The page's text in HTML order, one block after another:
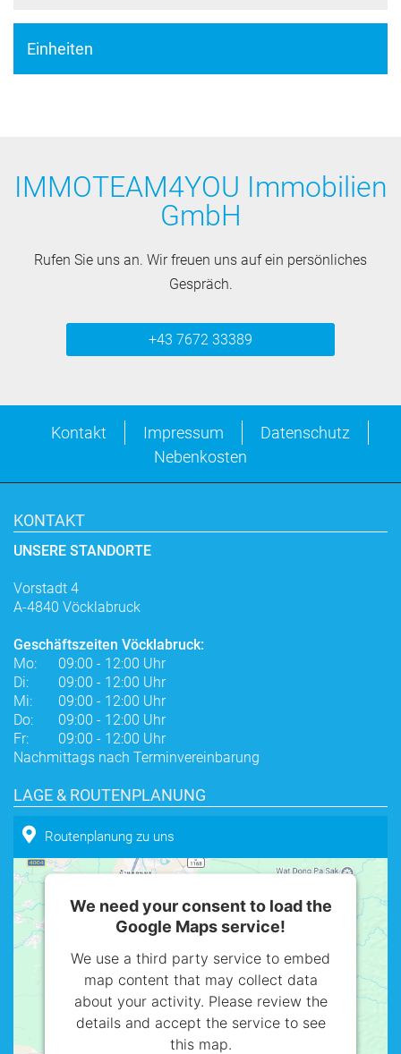
Einheiten
IMMOTEAM4YOU Immobilien
GmbH
Rufen Sie uns an. Wir freuen uns auf ein persönliches
Gespräch.
+43 7672 33389
Kontakt Impressum
Datenschutz
Nebenkosten
KONTAKT
UNSERE STANDORTE
Vorstadt 4
A-4840 Vöcklabruck
Geschäftszeiten Vöcklabruck:
Mo:
Di:
Mi:
Do:
Fr:
09:00 - 12:00 Uhr
09:00 - 12:00 Uhr
09:00 - 12:00 Uhr
09:00 - 12:00 Uhr
09:00 - 12:00 Uhr
Nachmittags nach Terminvereinbarung
LAGE & ROUTENPLANUNG
Routenplanung zu uns
We need your consent to load the
Google Maps service!
We use a third party service to embed
map content that may collect data
about your activity. Please review the
details and accept the service to see
this map.